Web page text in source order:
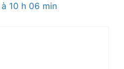
10 h 06 min